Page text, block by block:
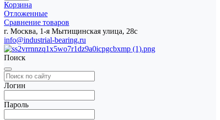
Корзина
Отложенные
Сравнение товаров
г. Москва, 1-я Мытищинская улица, 28с
info@industrial-bearing.ru
Поиск
Логин
Пароль